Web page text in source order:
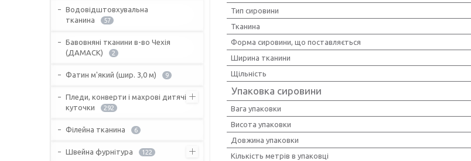
Тип сировини
Тканина
Форма сировини, що поставляється
Ширина тканини
Щільність
Упаковка сировини
Вага упаковки
Висота упаковки
Довжина упаковки
Кількість метрів в упаковці
Водовідштовхувальна
тканина
57
Бавовняні тканини в-во Чехія
(ДАМАСК)
2
Фатин м'який (шир. 3,0 м) 9
Пледи, конверти і махрові дитячі
куточки
292
Філейна тканина 6
Швейна фурнітура 122